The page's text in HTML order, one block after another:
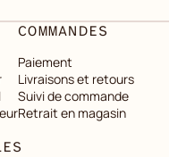
COMMANDES
Paiement
Livraisons et retours
Suivi de commande
Retrait en magasin